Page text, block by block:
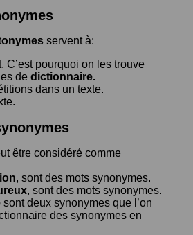
servent à:
C’est pourquoi on les trouve
de dictionnaire.
dans un texte.
être considéré comme
, sont des mots synonymes.
, sont des mots synonymes.
sont deux synonymes que l’on
des synonymes en